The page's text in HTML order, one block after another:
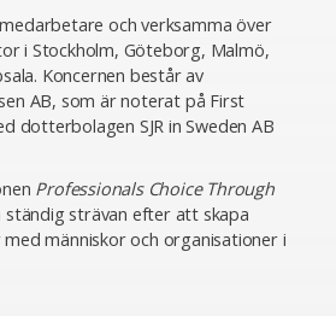
medarbetare och verksamma över
i Stockholm, Göteborg, Malmö,
Koncernen består av
AB, som är noterat på First
dotterbolagen SJR in Sweden AB
Professionals Choice Through
ständig strävan efter att skapa
människor och organisationer i